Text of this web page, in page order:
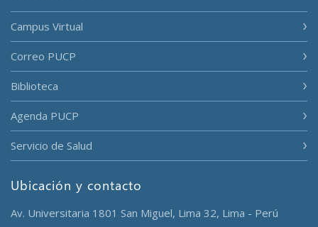
Campus Virtual
Correo PUCP
Biblioteca
Agenda PUCP
Servicio de Salud
Ubicación y contacto
Av. Universitaria 1801 San Miguel, Lima 32, Lima - Perú